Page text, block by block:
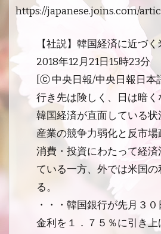
https://japanese.joins.com/
【社説】韓国経済に近づ
2018年12月21日15時23分
[ⓒ 中央日報/中央日報日本
行き先は険しく、日は暗く
韓国経済が直面している
産業の競争力弱化と反市場
消費・投資にわたって経
ている一方、外では米国
る。
・・・韓国銀行が先月３
金利を１．７５％に引き